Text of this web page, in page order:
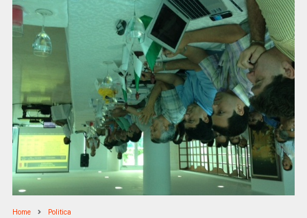
Home Politica